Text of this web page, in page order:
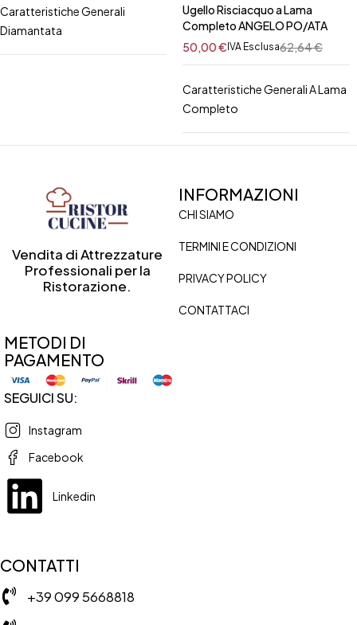
Caratteristiche Generali
Diamantata
Ugello Risciacquo a Lama
Completo ANGELO PO/ATA
62,64€
50,00€IVA Esclusa
Caratteristiche Generali A Lama
Completo
Vendita di Attrezzature
Professionali per la
Ristorazione.
INFORMAZIONI
CHI SIAMO
TERMINI E CONDIZIONI
PRIVACY POLICY
CONTATTACI
METODI DI
PAGAMENTO
SEGUICI SU:
Instagram
Facebook
Linkedin
CONTATTI
+39 099 5668818